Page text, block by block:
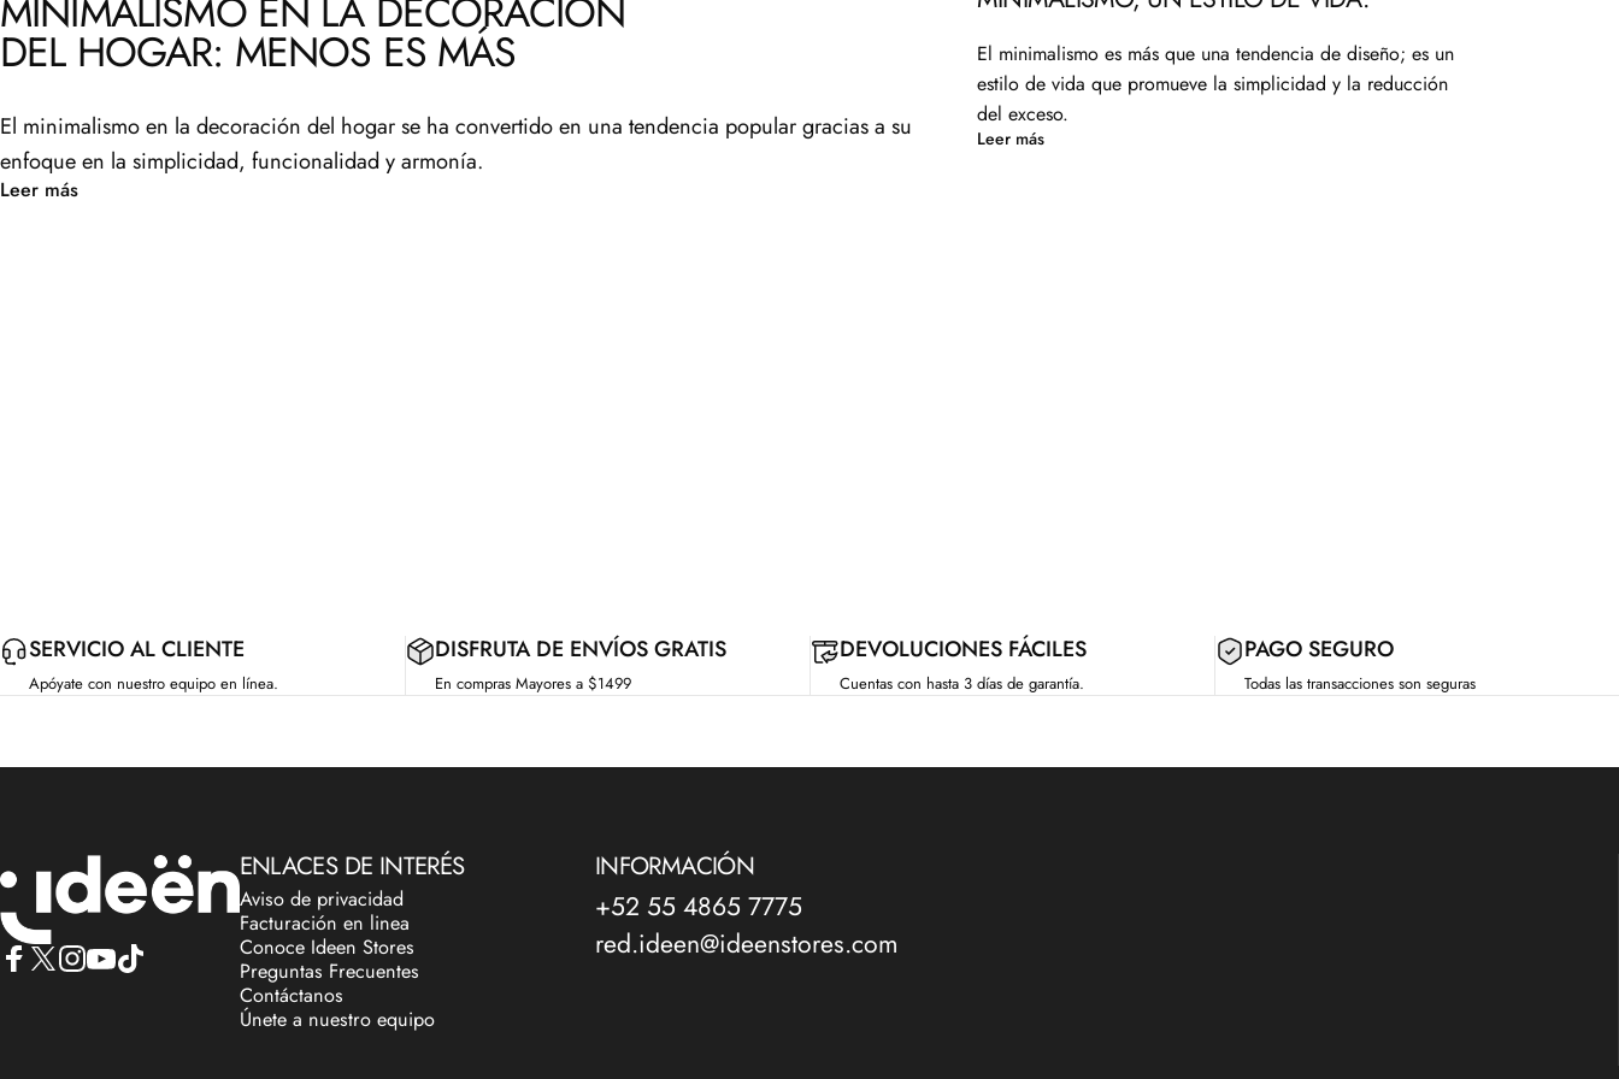
MINIMALISMO EN LA DECORACIÓN
DEL HOGAR: MENOS ES MÁS
El minimalismo en la decoración del hogar se ha convertido en una tendencia popular gracias a su
enfoque en la simplicidad, funcionalidad y armonía.
Leer más
El minimalismo es más que una tendencia de diseño; es un
estilo de vida que promueve la simplicidad y la reducción
del exceso.
Leer más
SERVICIO AL CLIENTE
Apóyate con nuestro equipo en línea.
DISFRUTA DE ENVÍOS GRATIS
En compras Mayores a $1499
DEVOLUCIONES FÁCILES
Cuentas con hasta 3 días de garantía.
PAGO SEGURO
Todas las transacciones son seguras
IdeenstoresMX ENLACES DE INTERÉS
Aviso de privacidad
Facturación en linea
Conoce Ideen Stores
Preguntas Frecuentes
Contáctanos
Únete a nuestro equipo
INFORMACIÓN
+52 55 4865 7775
red.ideen@ideenstores.com